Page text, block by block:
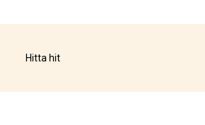
Hitta hit